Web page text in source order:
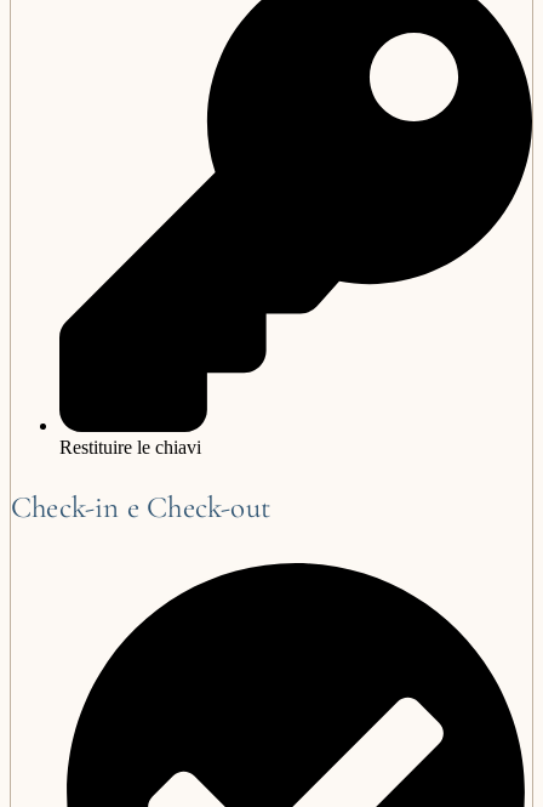
Restituire le chiavi
Check-in e Check-out